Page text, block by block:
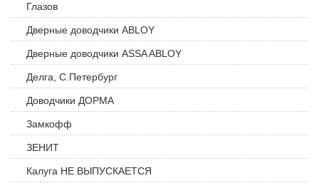
Глазов
Дверные доводчики ABLOY
Дверные доводчики ASSA ABLOY
Делга, С.Петербург
Доводчики ДОРМА
Замкофф
ЗЕНИТ
Калуга НЕ ВЫПУСКАЕТСЯ